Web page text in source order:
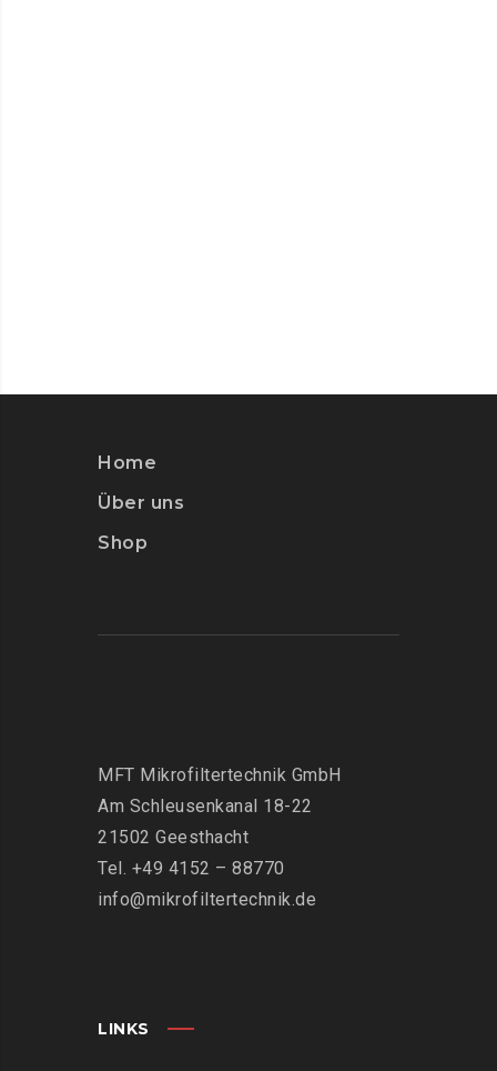
Home
Über uns
Shop
MFT Mikrofiltertechnik GmbH
Am Schleusenkanal 18-22
21502 Geesthacht
Tel. +49 4152 – 88770
info@mikrofiltertechnik.de
LINKS